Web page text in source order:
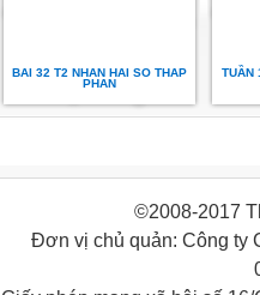
BAI 32 T2 NHAN HAI SO THAP
PHAN
TUẦN
©2008-2017
Đơn vị chủ quản: Công ty